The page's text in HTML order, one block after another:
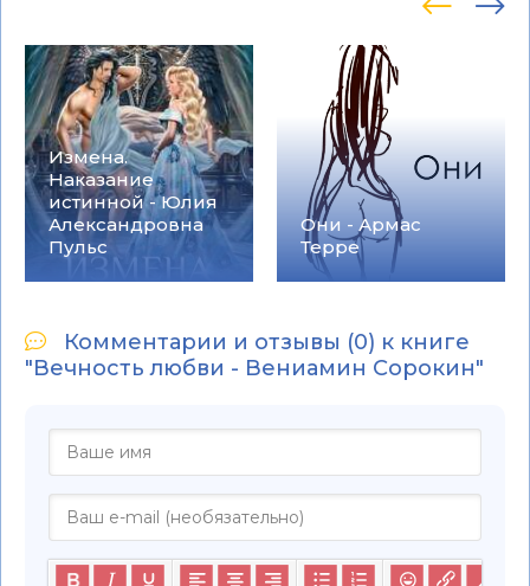
Измена.
Наказание
истинной - Юлия
Александровна
Пульс
Они - Армас
Терре
Комментарии и отзывы (0) к книге
"Вечность любви - Вениамин Сорокин"